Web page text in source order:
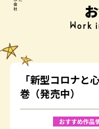
Work
「新型コロナ
巻（発売中）
おすすめ作品